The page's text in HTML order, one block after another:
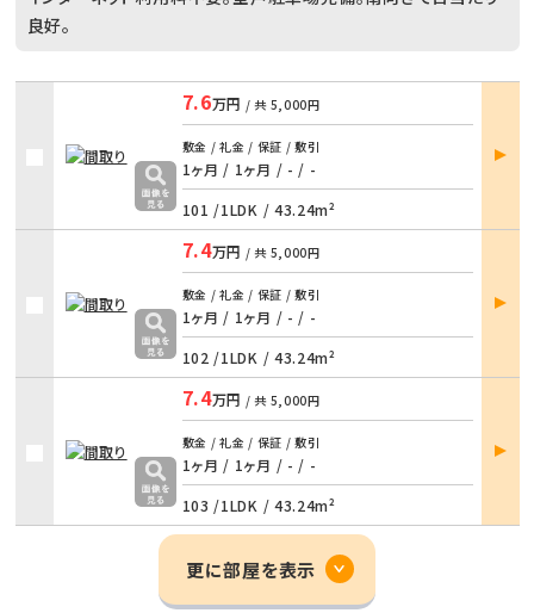
良好。
7.6万円 / 共 5,000円
敷金 / 礼金 / 保証 / 敷引
1ヶ月 / 1ヶ月 / - / -
101 /1LDK / 43.24m²
部屋
詳細
7.4万円 / 共 5,000円
敷金 / 礼金 / 保証 / 敷引
1ヶ月 / 1ヶ月 / - / -
102 /1LDK / 43.24m²
部屋
詳細
7.4万円 / 共 5,000円
敷金 / 礼金 / 保証 / 敷引
1ヶ月 / 1ヶ月 / - / -
103 /1LDK / 43.24m²
部屋
詳細
更に部屋を表示